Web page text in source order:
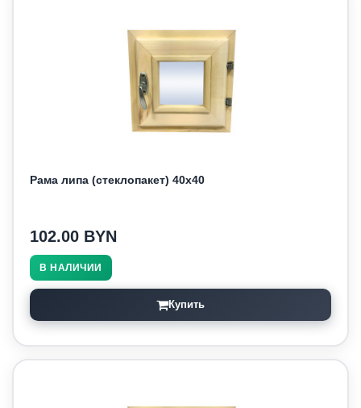
Рама липа (стеклопакет) 40х40
102.00 BYN
В НАЛИЧИИ
Купить